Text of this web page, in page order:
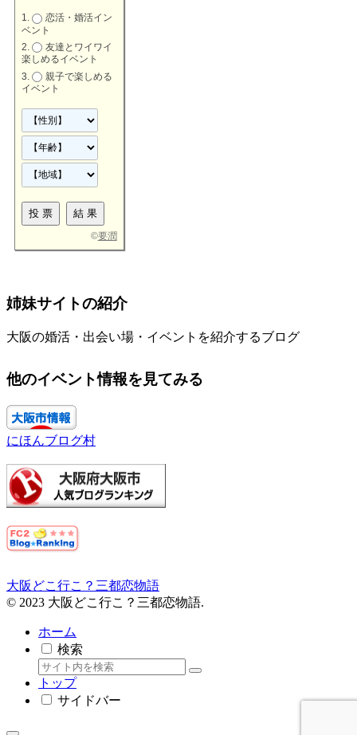
恋活・婚活イン
ベント
友達とワイワイ
楽しめるイベント
親子で楽しめる
イベント
©要潤
姉妹サイトの紹介
大阪の婚活・出会い場・イベントを紹介するブログ
他のイベント情報を見てみる
にほんブログ村
大阪どこ行こ？三都恋物語
© 2023 大阪どこ行こ？三都恋物語.
ホーム
検索
トップ
サイドバー